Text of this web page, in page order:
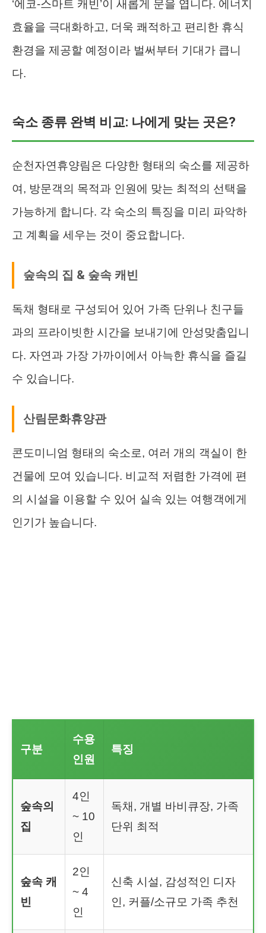
‘에코-스마트 캐빈’이 새롭게 문을 엽니다. 에너지
효율을 극대화하고, 더욱 쾌적하고 편리한 휴식
환경을 제공할 예정이라 벌써부터 기대가 큽니
다.
숙소 종류 완벽 비교: 나에게 맞는 곳은?
순천자연휴양림은 다양한 형태의 숙소를 제공하
여, 방문객의 목적과 인원에 맞는 최적의 선택을
가능하게 합니다. 각 숙소의 특징을 미리 파악하
고 계획을 세우는 것이 중요합니다.
숲속의 집 & 숲속 캐빈
독채 형태로 구성되어 있어 가족 단위나 친구들
과의 프라이빗한 시간을 보내기에 안성맞춤입니
다. 자연과 가장 가까이에서 아늑한 휴식을 즐길
수 있습니다.
산림문화휴양관
콘도미니엄 형태의 숙소로, 여러 개의 객실이 한
건물에 모여 있습니다. 비교적 저렴한 가격에 편
의 시설을 이용할 수 있어 실속 있는 여행객에게
인기가 높습니다.
구분
수용
인원
특징
숲속의
집
4인
~ 10
인
독채, 개별 바비큐장, 가족
단위 최적
숲속 캐
빈
2인
~ 4
인
신축 시설, 감성적인 디자
인, 커플/소규모 가족 추천